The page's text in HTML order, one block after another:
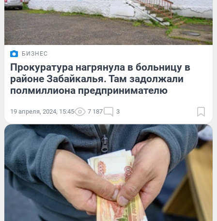
БИЗНЕС
Прокуратура нагрянула в больницу в
районе Забайкалья. Там задолжали
полмиллиона предпринимателю
19 апреля, 2024, 15:45 7 187 3